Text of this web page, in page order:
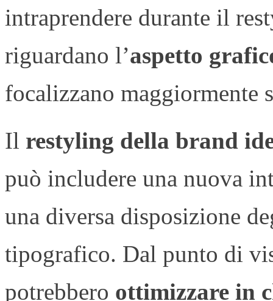
intraprendere durante il
riguardano l’aspetto
focalizzano maggiormente
Il restyling della brand
può includere una nuova
una diversa disposizione
tipografico. Dal punto di
potrebbero ottimizzare in